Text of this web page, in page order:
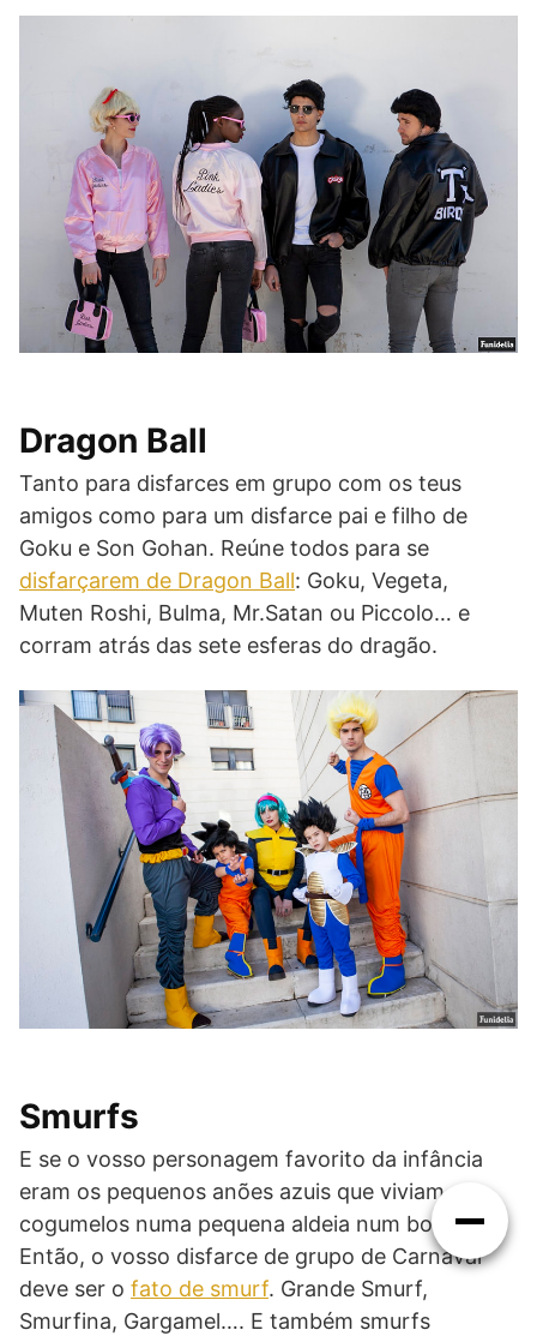
Dragon Ball
Tanto para disfarces em grupo com os teus
amigos como para um disfarce pai e filho de
Goku e Son Gohan. Reúne todos para se
disfarçarem de Dragon Ball: Goku, Vegeta,
Muten Roshi, Bulma, Mr.Satan ou Piccolo… e
corram atrás das sete esferas do dragão.
Smurfs
E se o vosso personagem favorito da infância
eram os pequenos anões azuis que viviam em
cogumelos numa pequena aldeia num bosque…
Então, o vosso disfarce de grupo de Carnaval
deve ser o fato de smurf. Grande Smurf,
Smurfina, Gargamel…. E também smurfs